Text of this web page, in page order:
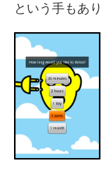
という手もあり